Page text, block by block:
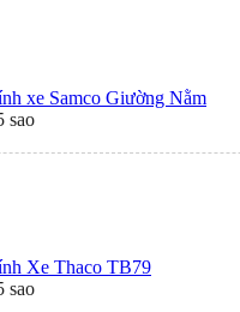
xe Samco Giường Nằm
sao
Xe Thaco TB79
sao